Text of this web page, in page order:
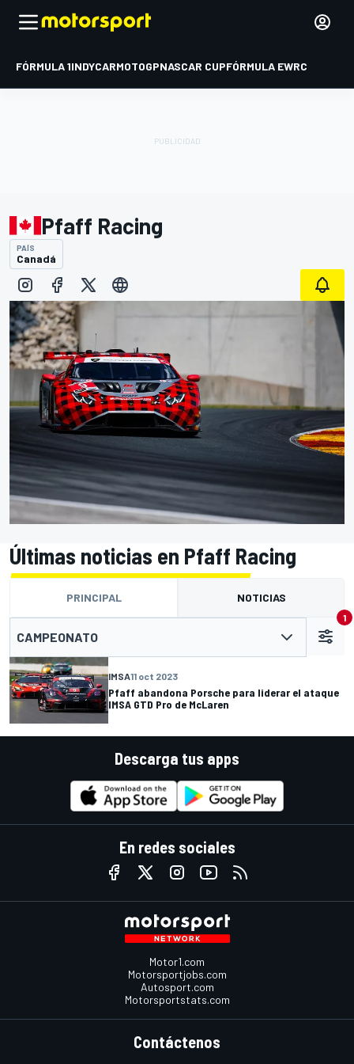
FÓRMULA 1INDYCARMOTOGPNASCAR CUPFÓRMULA EWRC
Pfaff Racing
PAÍS
Canadá
Últimas noticias en Pfaff Racing
PRINCIPAL NOTICIAS
CAMPEONATO
1
IMSA11 oct 2023
Pfaff abandona Porsche para liderar el ataque
IMSA GTD Pro de McLaren
Descarga tus apps
En redes sociales
Motor1.com
Motorsportjobs.com
Autosport.com
Motorsportstats.com
Contáctenos